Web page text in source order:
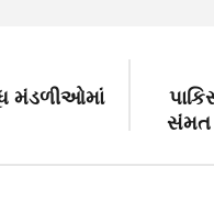
મંડળીઓમાં
સંમત